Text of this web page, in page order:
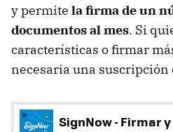
y permite la firma de un
documentos al mes. Si
características o firmar
necesaria una suscripción
SignNow - Firmar